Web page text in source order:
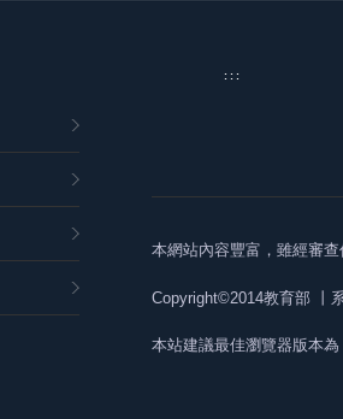
:::
本網站內容豐富，雖經審查
Copyright©2014教育部 丨
本站建議最佳瀏覽器版本為